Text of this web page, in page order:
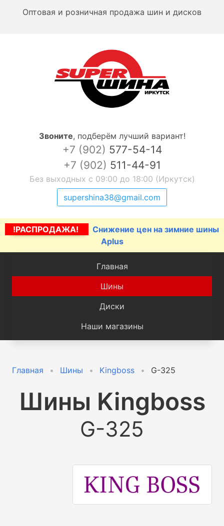
Оптовая и розничная продажа шин и дисков
Звоните, подберём лучший вариант!
+7 (902) 577-54-14
+7 (902) 511-44-91
Без выходных с 09:00 до 18:00 (Иркутск)
supershina38@gmail.com
!РАСПРОДАЖА!
Снижение цен на зимние шины
Aplus
Главная
Шины
Диски
Наши магазины
Главная Шины Kingboss G-325
Шины Kingboss
G-325